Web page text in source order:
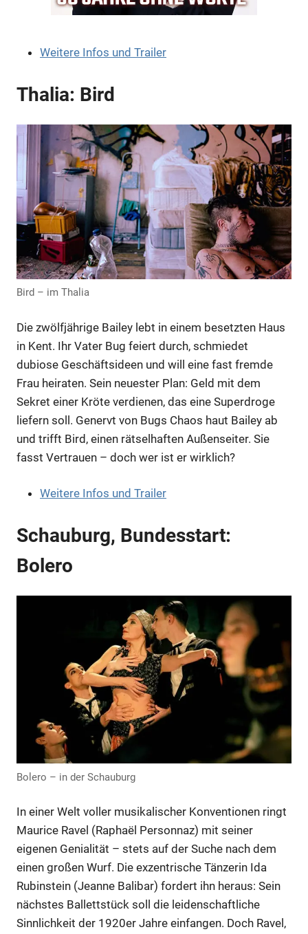
Anzeige
Anzeige
Anzeige
Weitere Infos und Trailer
Thalia: Bird
Bird – im Thalia
Die zwölfjährige Bailey lebt in einem besetzten Haus
in Kent. Ihr Vater Bug feiert durch, schmiedet
dubiose Geschäftsideen und will eine fast fremde
Frau heiraten. Sein neuester Plan: Geld mit dem
Sekret einer Kröte verdienen, das eine Superdroge
liefern soll. Genervt von Bugs Chaos haut Bailey ab
und trifft Bird, einen rätselhaften Außenseiter. Sie
fasst Vertrauen – doch wer ist er wirklich?
Weitere Infos und Trailer
Schauburg, Bundesstart:
Bolero
Bolero – in der Schauburg
In einer Welt voller musikalischer Konventionen ringt
Maurice Ravel (Raphaël Personnaz) mit seiner
eigenen Genialität – stets auf der Suche nach dem
einen großen Wurf. Die exzentrische Tänzerin Ida
Rubinstein (Jeanne Balibar) fordert ihn heraus: Sein
nächstes Ballettstück soll die leidenschaftliche
Sinnlichkeit der 1920er Jahre einfangen. Doch Ravel,